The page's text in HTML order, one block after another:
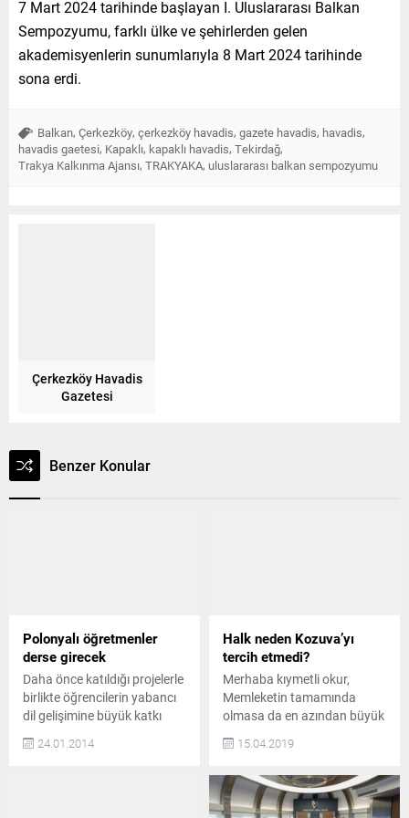
7 Mart 2024 tarihinde başlayan I. Uluslararası Balkan
Sempozyumu, farklı ülke ve şehirlerden gelen
akademisyenlerin sunumlarıyla 8 Mart 2024 tarihinde
sona erdi.
Balkan, Çerkezköy, çerkezköy havadis, gazete havadis, havadis,
havadis gaetesi, Kapaklı, kapaklı havadis, Tekirdağ,
Trakya Kalkınma Ajansı, TRAKYAKA, uluslararası balkan sempozyumu
Çerkezköy Havadis
Gazetesi
Benzer Konular
Polonyalı öğretmenler
derse girecek
Daha önce katıldığı projelerle
birlikte öğrencilerin yabancı
dil gelişimine büyük katkı
sağlayan Hacı Fahri Zümbül
Anadolu Lisesi, bu kez AB
24.01.2014
Halk neden Kozuva’yı
tercih etmedi?
Merhaba kıymetli okur,
Memleketin tamamında
olmasa da en azından büyük
bir kısmında 31 Mart yerel
seçimlerini geride bıraktık.
henüz devam ediyor ve AKP
kazanana kadar da sürecek
15.04.2019